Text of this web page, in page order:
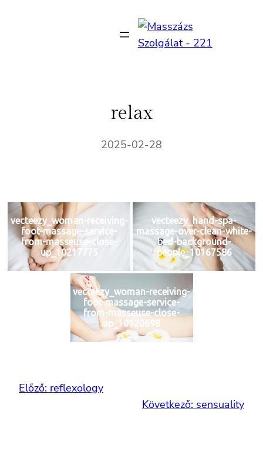
relax
2025-02-28
vecteezy_woman-receiving-
foot-massage-service-
from-masseuse-close-
up_10217775
vecteezy_hand-spa-
massage-over-clean-white-
bed-background-
people_10167586
vecteezy_woman-receiving-
foot-massage-service-
from-masseuse-close-
up_10120698
Előző: reflexology
Következő: sensuality